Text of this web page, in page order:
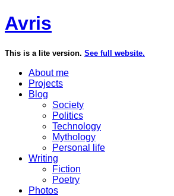
Avris
This is a lite version. See full website.
About me
Projects
Blog
Society
Politics
Technology
Mythology
Personal life
Writing
Fiction
Poetry
Photos